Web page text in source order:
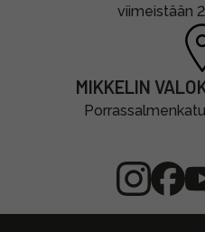
viimeistään
MIKKELIN